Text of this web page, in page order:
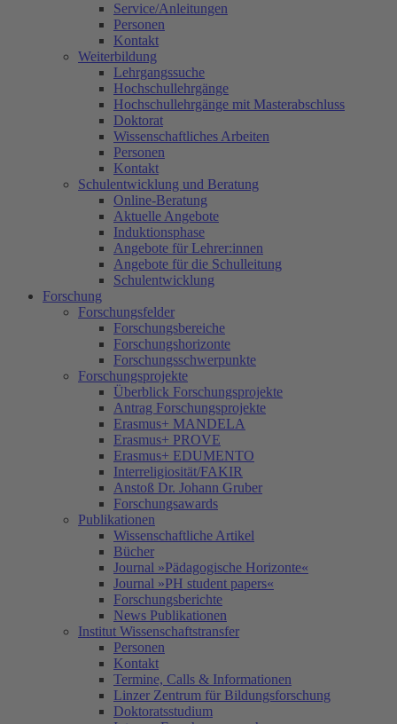
Service/Anleitungen
Personen
Kontakt
Weiterbildung
Lehrgangssuche
Hochschullehrgänge
Hochschullehrgänge mit Masterabschluss
Doktorat
Wissenschaftliches Arbeiten
Personen
Kontakt
Schulentwicklung und Beratung
Online-Beratung
Aktuelle Angebote
Induktionsphase
Angebote für Lehrer:innen
Angebote für die Schulleitung
Schulentwicklung
Forschung
Forschungsfelder
Forschungsbereiche
Forschungshorizonte
Forschungsschwerpunkte
Forschungsprojekte
Überblick Forschungsprojekte
Antrag Forschungsprojekte
Erasmus+ MANDELA
Erasmus+ PROVE
Erasmus+ EDUMENTO
Interreligiosität/FAKIR
Anstoß Dr. Johann Gruber
Forschungsawards
Publikationen
Wissenschaftliche Artikel
Bücher
Journal »Pädagogische Horizonte«
Journal »PH student papers«
Forschungsberichte
News Publikationen
Institut Wissenschaftstransfer
Personen
Kontakt
Termine, Calls & Informationen
Linzer Zentrum für Bildungsforschung
Doktoratsstudium